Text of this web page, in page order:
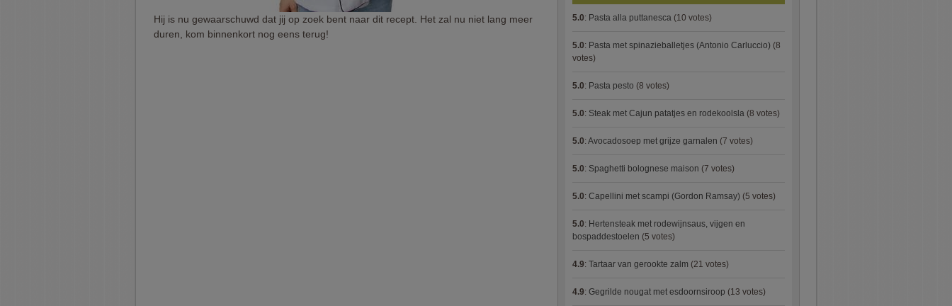
Hij is nu gewaarschuwd dat jij op zoek bent naar dit recept. Het zal nu niet lang meer
duren, kom binnenkort nog eens terug!
5.0: Pasta alla puttanesca (10 votes)
5.0: Pasta met spinazieballetjes (Antonio Carluccio) (8
votes)
5.0: Pasta pesto (8 votes)
5.0: Steak met Cajun patatjes en rodekoolsla (8 votes)
5.0: Avocadosoep met grijze garnalen (7 votes)
5.0: Spaghetti bolognese maison (7 votes)
5.0: Capellini met scampi (Gordon Ramsay) (5 votes)
5.0: Hertensteak met rodewijnsaus, vijgen en
bospaddestoelen (5 votes)
4.9: Tartaar van gerookte zalm (21 votes)
4.9: Gegrilde nougat met esdoornsiroop (13 votes)